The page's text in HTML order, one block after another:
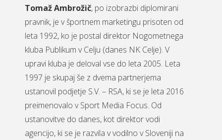
Tomaž Ambrožič, po izobrazbi diplomirani
pravnik, je v športnem marketingu prisoten od
leta 1992, ko je postal direktor Nogometnega
kluba Publikum v Celju (danes NK Celje). V
upravi kluba je deloval vse do leta 2005. Leta
1997 je skupaj še z dvema partnerjema
ustanovil podjetje S.V. – RSA, ki se je leta 2016
preimenovalo v Sport Media Focus. Od
ustanovitve do danes, kot direktor vodi
agencijo, ki se je razvila v vodilno v Sloveniji na